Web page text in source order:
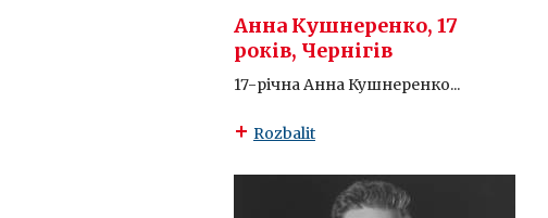
Анна Кушнеренко, 17
років, Чернігів
17-річна Анна Кушнеренко...
Rozbalit